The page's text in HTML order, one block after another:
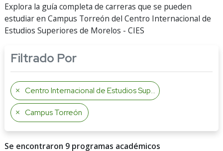
Explora la guía completa de carreras que se pueden
estudiar en Campus Torreón del Centro Internacional de
Estudios Superiores de Morelos - CIES
Filtrado Por
Centro Internacional de Estudios Superiores de Morelos
Campus Torreón
Se encontraron 9 programas académicos